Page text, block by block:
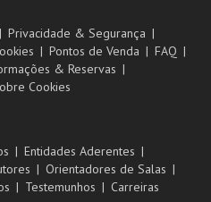
Privacidade & Segurança
Pontos de Venda
FAQ
& Reservas
Cookies
Entidades Aderentes
Orientadores de Salas
Testemunhos Carreiras